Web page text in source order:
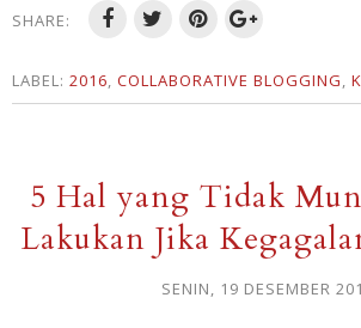
SHARE:
LABEL: 2016, COLLABORATIVE BLOGGING,
5 Hal yang Tidak
Lakukan Jika
SENIN, 19 DESEMBER